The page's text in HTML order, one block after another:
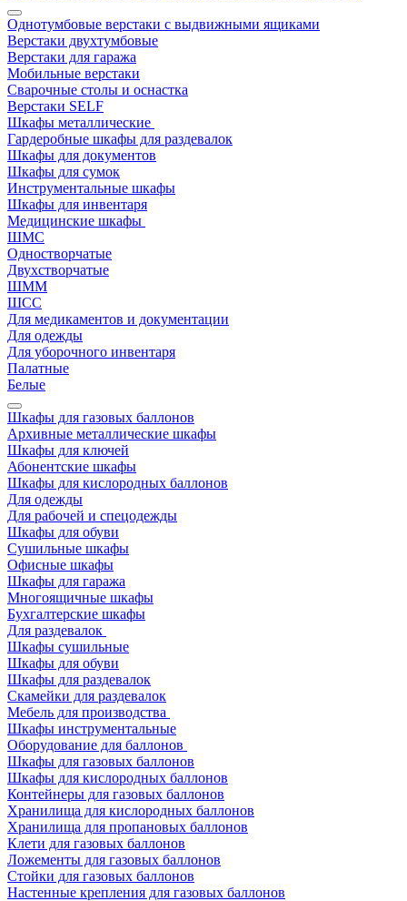
Однотумбовые верстаки с выдвижными ящиками
Верстаки двухтумбовые
Верстаки для гаража
Мобильные верстаки
Сварочные столы и оснастка
Верстаки SELF
Шкафы металлические
Гардеробные шкафы для раздевалок
Шкафы для документов
Шкафы для сумок
Инструментальные шкафы
Шкафы для инвентаря
Медицинские шкафы
ШМС
Одностворчатые
Двухстворчатые
ШММ
ШСС
Для медикаментов и документации
Для одежды
Для уборочного инвентаря
Палатные
Белые
Шкафы для газовых баллонов
Архивные металлические шкафы
Шкафы для ключей
Абонентские шкафы
Шкафы для кислородных баллонов
Для одежды
Для рабочей и спецодежды
Шкафы для обуви
Сушильные шкафы
Офисные шкафы
Шкафы для гаража
Многоящичные шкафы
Бухгалтерские шкафы
Для раздевалок
Шкафы сушильные
Шкафы для обуви
Шкафы для раздевалок
Скамейки для раздевалок
Мебель для производства
Шкафы инструментальные
Оборудование для баллонов
Шкафы для газовых баллонов
Шкафы для кислородных баллонов
Контейнеры для газовых баллонов
Хранилища для кислородных баллонов
Хранилища для пропановых баллонов
Клети для газовых баллонов
Ложементы для газовых баллонов
Стойки для газовых баллонов
Настенные крепления для газовых баллонов